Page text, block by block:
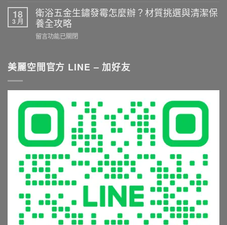
分
離
施
工
與
薦
就
這
篇〉
中
雷！
選
購
五
金
淋
浴
設
5
大
常
見
誤
避
坑
浴
設
備
推
挑
從
花
到
恆
溫
龍
頭，
享
極
致
沐
18
3 月
衛浴五金生鏽發霉怎麼辦？材質挑選與清潔保
養全攻略
在
五
金
鏽
發
霉
麼
辦？
質
挑
選
與
清
潔
保
留言功能已關閉
美麗空間官方 LINE – 加好友